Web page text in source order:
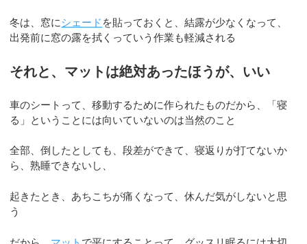
冬は、窓にシェード を貼っておくと、結露が少なくなって、
出発前に窓の露を拭くっていう作業も軽減される
それと、マットは絶対あったほうが、いい
車のシートって、移動するために作られたものだから、「寝
る」ということには向いていないのは当然のこと
全部、倒したとしても、段差ができて、寝返りが打てないか
ら、熟睡できないし、
起きたとき、あちこちが痛くなって、休んだ気がしないと思
う